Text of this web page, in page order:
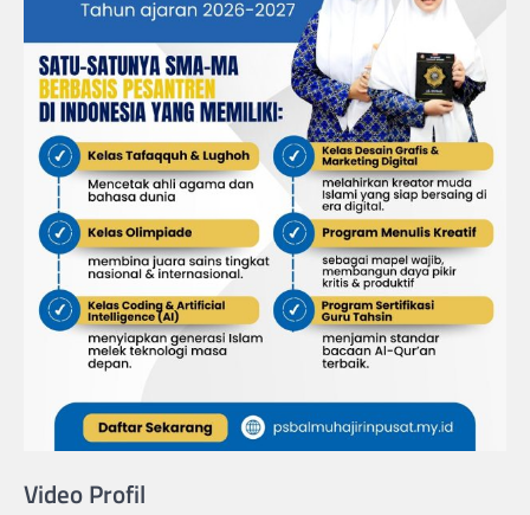
Video Profil